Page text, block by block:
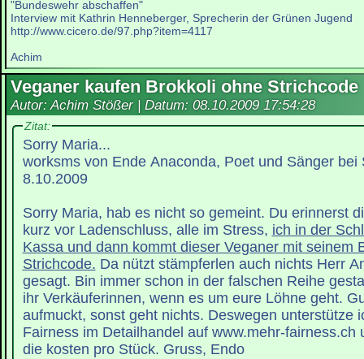
"Bundeswehr abschaffen"
Interview mit Kathrin Henneberger, Sprecherin der Grünen Jugend
http://www.cicero.de/97.php?item=4117
Achim
Veganer kaufen Brokkoli ohne Strichcode
Autor: Achim Stößer | Datum: 08.10.2009 17:54:28
Zitat:
Sorry Maria...
worksms von Ende Anaconda, Poet und Sänger bei
8.10.2009
Sorry Maria, hab es nicht so gemeint. Du erinnerst
kurz vor Ladenschluss, alle im Stress, ich in der
Kassa und dann kommt dieser Veganer mit seinem
Strichcode. Da nützt stämpferlen auch nichts Herr
gesagt. Bin immer schon in der falschen Reihe
ihr Verkäuferinnen, wenn es um eure Löhne geht.
aufmuckt, sonst geht nichts. Deswegen unterstütze
Fairness im Detailhandel auf www.mehr-fairness.ch
die kosten pro Stück. Gruss, Endo